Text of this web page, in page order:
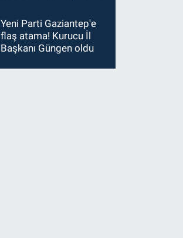
Yeni Parti Gaziantep'e
flaş atama! Kurucu İl
Başkanı Güngen oldu